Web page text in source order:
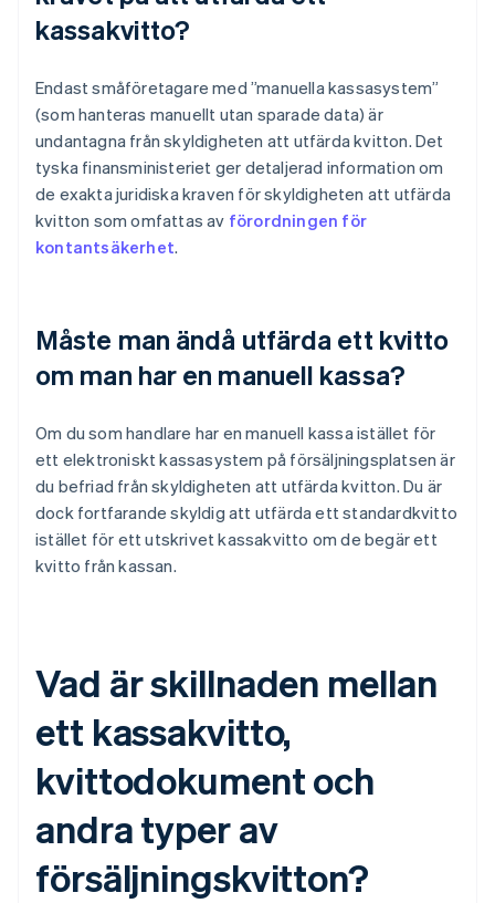
kassakvitto?
Endast småföretagare med ”manuella kassasystem”
(som hanteras manuellt utan sparade data) är
undantagna från skyldigheten att utfärda kvitton. Det
tyska finansministeriet ger detaljerad information om
de exakta juridiska kraven för skyldigheten att utfärda
kvitton som omfattas av förordningen för
kontantsäkerhet.
Måste man ändå utfärda ett kvitto
om man har en manuell kassa?
Om du som handlare har en manuell kassa istället för
ett elektroniskt kassasystem på försäljningsplatsen är
du befriad från skyldigheten att utfärda kvitton. Du är
dock fortfarande skyldig att utfärda ett standardkvitto
istället för ett utskrivet kassakvitto om de begär ett
kvitto från kassan.
Vad är skillnaden mellan
ett kassakvitto,
kvittodokument och
andra typer av
försäljningskvitton?